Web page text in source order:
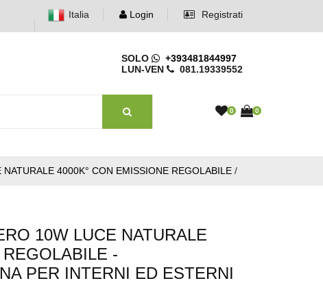
Italia Login Registrati
SOLO
+393481844997
LUN-VEN
081.19339552
0 0
4000K° CON EMISSIONE REGOLABILE /
10W LUCE NATURALE
-
PER INTERNI ED ESTERNI